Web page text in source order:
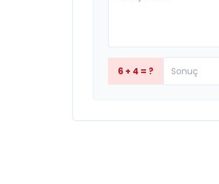
6 + 4 = ?